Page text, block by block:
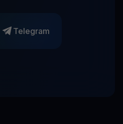
Telegram